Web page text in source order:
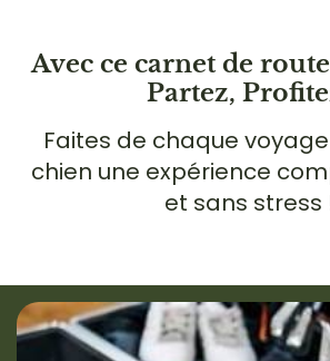
Avec ce carnet de
Partez,
Faites de chaque
chien une expérience
et sans stress